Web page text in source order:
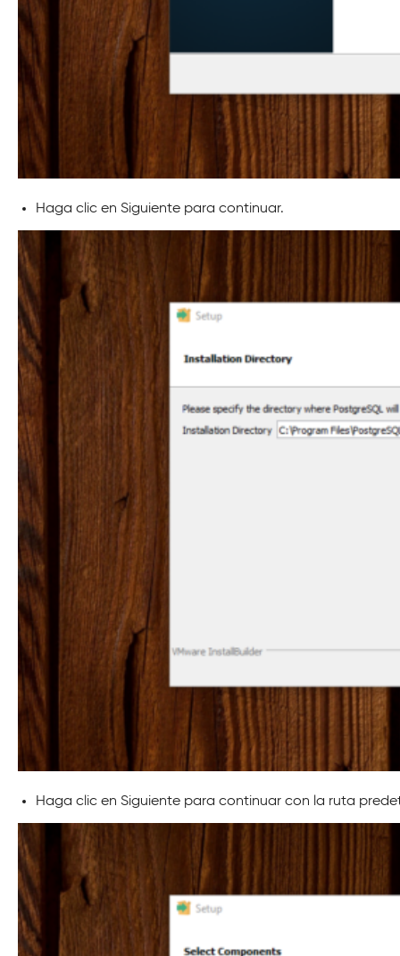
Haga clic en Siguiente para continuar.
Haga clic en Siguiente para continuar con la ruta